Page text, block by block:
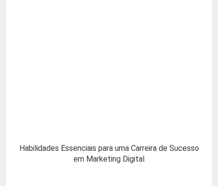
Habilidades Essenciais para uma Carreira de Sucesso
em Marketing Digital